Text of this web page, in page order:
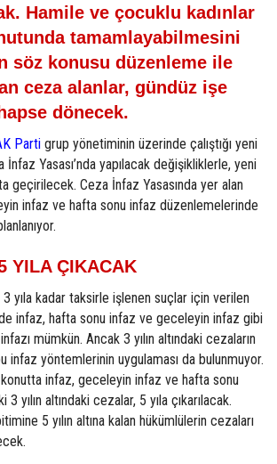
Hamile ve çocuklu kadınlar
tamamlayabilmesini
söz konusu düzenleme ile
ceza alanlar, gündüz işe
dönecek.
Parti grup yönetiminin üzerinde çalıştığı yeni
İnfaz Yasası’nda yapılacak değişikliklerle, yeni
geçirilecek. Ceza İnfaz Yasasında yer alan
infaz ve hafta sonu infaz düzenlemelerinde
YILA ÇIKACAK
yıla kadar taksirle işlenen suçlar için verilen
infaz, hafta sonu infaz ve geceleyin infaz gibi
mümkün. Ancak 3 yılın altındaki cezaların
infaz yöntemlerinin uygulaması da bulunmuyor.
infaz, geceleyin infaz ve hafta sonu
yılın altındaki cezalar, 5 yıla çıkarılacak.
5 yılın altına kalan hükümlülerin cezaları